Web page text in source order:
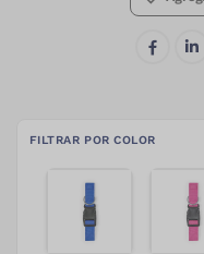
Configura
FILTRAR POR COLOR